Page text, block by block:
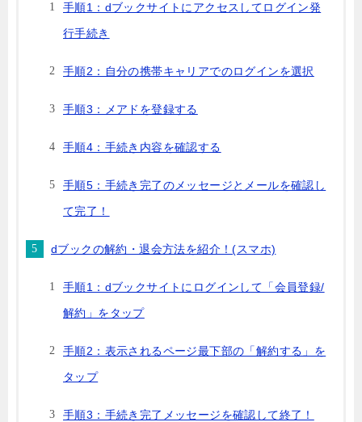
手順1：dブックサイトにアクセスしてログイン発
行手続き
手順2：自分の携帯キャリアでのログインを選択
手順3：メアドを登録する
手順4：手続き内容を確認する
手順5：手続き完了のメッセージとメールを確認し
て完了！
dブックの解約・退会方法を紹介！(スマホ)
手順1：dブックサイトにログインして「会員登録/
解約」をタップ
手順2：表示されるページ最下部の「解約する」を
タップ
手順3：手続き完了メッセージを確認して終了！